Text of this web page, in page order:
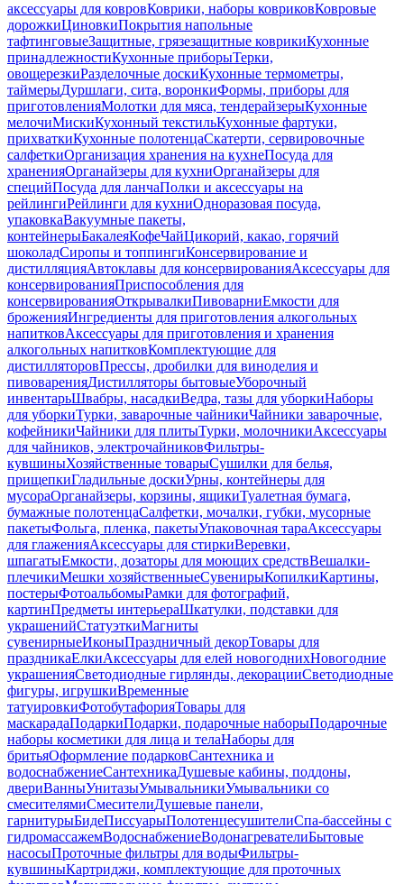
аксессуары для ковровКоврики, наборы ковриковКовровые
дорожкиЦиновкиПокрытия напольные
тафтинговыеЗащитные, грязезащитные коврикиКухонные
принадлежностиКухонные приборыТерки,
овощерезкиРазделочные доскиКухонные термометры,
таймерыДуршлаги, сита, воронкиФормы, приборы для
приготовленияМолотки для мяса, тендерайзерыКухонные
мелочиМискиКухонный текстильКухонные фартуки,
прихваткиКухонные полотенцаСкатерти, сервировочные
салфеткиОрганизация хранения на кухнеПосуда для
храненияОрганайзеры для кухниОрганайзеры для
специйПосуда для ланчаПолки и аксессуары на
рейлингиРейлинги для кухниОдноразовая посуда,
упаковкаВакуумные пакеты,
контейнерыБакалеяКофеЧайЦикорий, какао, горячий
шоколадСиропы и топпингиКонсервирование и
дистилляцияАвтоклавы для консервированияАксессуары для
консервированияПриспособления для
консервированияОткрывалкиПивоварниЕмкости для
броженияИнгредиенты для приготовления алкогольных
напитковАксессуары для приготовления и хранения
алкогольных напитковКомплектующие для
дистилляторовПрессы, дробилки для виноделия и
пивоваренияДистилляторы бытовыеУборочный
инвентарьШвабры, насадкиВедра, тазы для уборкиНаборы
для уборкиТурки, заварочные чайникиЧайники заварочные,
кофейникиЧайники для плитыТурки, молочникиАксессуары
для чайников, электрочайниковФильтры-
кувшиныХозяйственные товарыСушилки для белья,
прищепкиГладильные доскиУрны, контейнеры для
мусораОрганайзеры, корзины, ящикиТуалетная бумага,
бумажные полотенцаСалфетки, мочалки, губки, мусорные
пакетыФольга, пленка, пакетыУпаковочная тараАксессуары
для глаженияАксессуары для стиркиВеревки,
шпагатыЕмкости, дозаторы для моющих средствВешалки-
плечикиМешки хозяйственныеСувенирыКопилкиКартины,
постерыФотоальбомыРамки для фотографий,
картинПредметы интерьераШкатулки, подставки для
украшенийСтатуэткиМагниты
сувенирныеИконыПраздничный декорТовары для
праздникаЕлкиАксессуары для елей новогоднихНовогодние
украшенияСветодиодные гирлянды, декорацииСветодиодные
фигуры, игрушкиВременные
татуировкиФотобутафорияТовары для
маскарадаПодаркиПодарки, подарочные наборыПодарочные
наборы косметики для лица и телаНаборы для
бритьяОформление подарковСантехника и
водоснабжениеСантехникаДушевые кабины, поддоны,
двериВанныУнитазыУмывальникиУмывальники со
смесителямиСмесителиДушевые панели,
гарнитурыБидеПиссуарыПолотенцесушителиСпа-бассейны с
гидромассажемВодоснабжениеВодонагревателиБытовые
насосыПроточные фильтры для водыФильтры-
кувшиныКартриджи, комплектующие для проточных